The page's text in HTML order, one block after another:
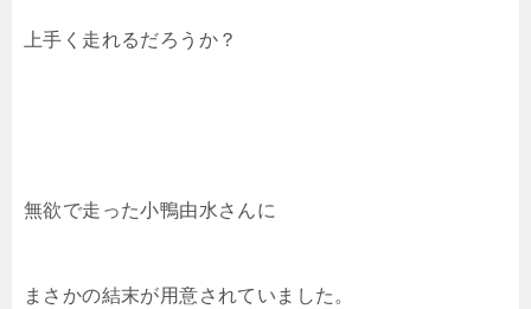
上手く走れるだろうか？
無欲で走った小鴨由水さんに
まさかの結末が用意されていました。